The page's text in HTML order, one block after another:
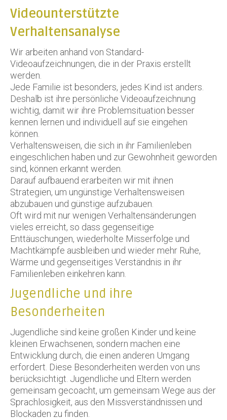
Videounterstützte
Verhaltensanalyse
Wir arbeiten anhand von Standard-
Videoaufzeichnungen, die in der Praxis erstellt
werden.
Jede Familie ist besonders, jedes Kind ist anders.
Deshalb ist ihre persönliche Videoaufzeichnung
wichtig, damit wir ihre Problemsituation besser
kennen lernen und individuell auf sie eingehen
können.
Verhaltensweisen, die sich in ihr Familienleben
eingeschlichen haben und zur Gewohnheit geworden
sind, können erkannt werden.
Darauf aufbauend erarbeiten wir mit ihnen
Strategien, um ungünstige Verhaltensweisen
abzubauen und günstige aufzubauen.
Oft wird mit nur wenigen Verhaltensänderungen
vieles erreicht, so dass gegenseitige
Enttäuschungen, wiederholte Misserfolge und
Machtkämpfe ausbleiben und wieder mehr Ruhe,
Wärme und gegenseitiges Verständnis in ihr
Familienleben einkehren kann.
Jugendliche und ihre
Besonderheiten
Jugendliche sind keine großen Kinder und keine
kleinen Erwachsenen, sondern machen eine
Entwicklung durch, die einen anderen Umgang
erfordert. Diese Besonderheiten werden von uns
berücksichtigt. Jugendliche und Eltern werden
gemeinsam gecoacht, um gemeinsam Wege aus der
Sprachlosigkeit, aus den Missverständnissen und
Blockaden zu finden.